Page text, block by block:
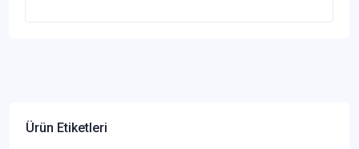
Ürün Etiketleri